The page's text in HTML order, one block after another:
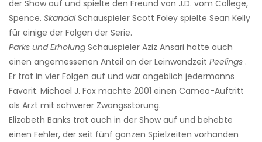
der Show auf und spielte den Freund von J.D. vom College,
Spence. SkandalSchauspieler Scott Foley spielte Sean Kelly
für einige der Folgen der Serie.
Parks und Erholung Schauspieler Aziz Ansari hatte auch
einen angemessenen Anteil an der Leinwandzeit Peelings .
Er trat in vier Folgen auf und war angeblich jedermanns
Favorit. Michael J. Fox machte 2001 einen Cameo-Auftritt
als Arzt mit schwerer Zwangsstörung.
Elizabeth Banks trat auch in der Show auf und behebte
einen Fehler, der seit fünf ganzen Spielzeiten vorhanden